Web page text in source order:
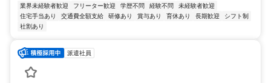
業界未経験者歓迎 フリーター歓迎 学歴不問 経験不問
未経験者歓迎
住宅手当あり
交通費全額支給 研修あり 賞与あり 育休あり 長期歓迎
シフト制
社割あり
派遣社員